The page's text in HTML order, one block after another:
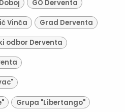
GO Derventa
Vinča Grad Derventa
odbor Derventa
Grupa "Libertango"